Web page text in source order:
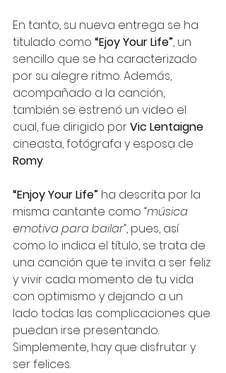
En tanto, su nueva entrega se ha
titulado como “Ejoy Your Life”, un
sencillo que se ha caracterizado
por su alegre ritmo. Además,
acompañado a la canción,
también se estrenó un video el
cual, fue dirigido por Vic Lentaigne
cineasta, fotógrafa y esposa de
Romy.
“Enjoy Your Life” ha descrita por la
misma cantante como “música
emotiva para bailar”, pues, así
como lo indica el título, se trata de
una canción que te invita a ser feliz
y vivir cada momento de tu vida
con optimismo y dejando a un
lado todas las complicaciones que
puedan irse presentando.
Simplemente, hay que disfrutar y
ser felices.